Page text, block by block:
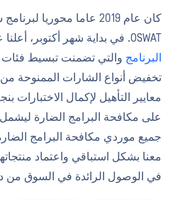
كان عام 2019 عاما
OSWAT. في بداية شهر أكتوبر، أعلنا عن
البرنامج والتي تضمنت تبسيط فئات
تخفيض أنواع الشارات الممنوحة من
معايير التأهيل لإكمال الاختبارات
جميع موردي مكافحة البرامج
معنا بشكل استباقي واعتماد
في الوصول الرائدة في السوق من